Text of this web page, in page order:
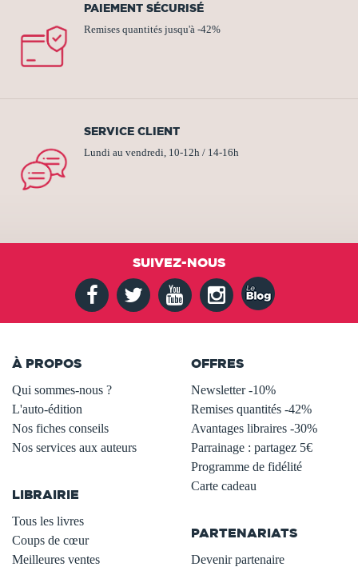
PAIEMENT SÉCURISÉ
Remises quantités jusqu'à -42%
SERVICE CLIENT
Lundi au vendredi, 10-12h / 14-16h
SUIVEZ-NOUS
À PROPOS
Qui sommes-nous ?
L'auto-édition
Nos fiches conseils
Nos services aux auteurs
LIBRAIRIE
Tous les livres
Coups de cœur
Meilleures ventes
OFFRES
Newsletter -10%
Remises quantités -42%
Avantages libraires -30%
Parrainage : partagez 5€
Programme de fidélité
Carte cadeau
PARTENARIATS
Devenir partenaire